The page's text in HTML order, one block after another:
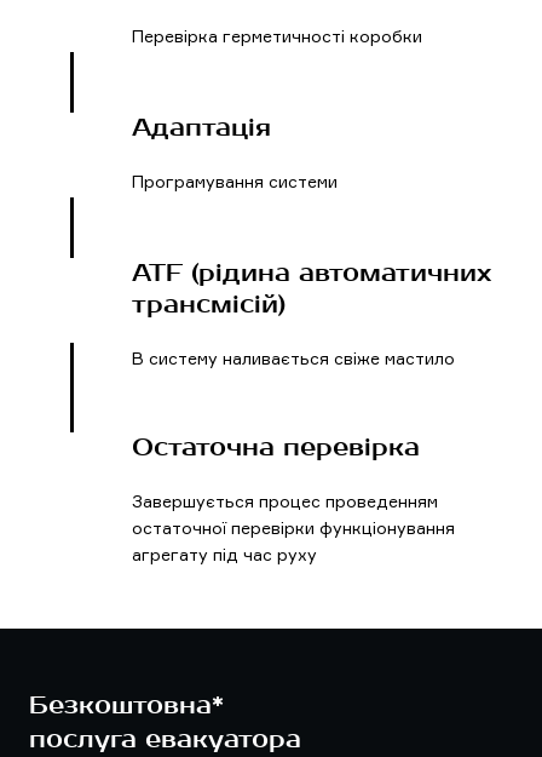
Перевірка герметичності коробки
Адаптація
Програмування системи
ATF (рідина автоматичних
трансмісій)
В систему наливається свіже мастило
Остаточна перевірка
Завершується процес проведенням
остаточної перевірки функціонування
агрегату під час руху
Безкоштовна*
послуга евакуатора